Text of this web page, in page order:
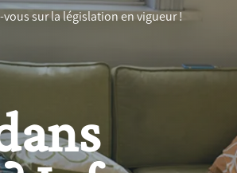
vous sur la législation en vigueur !